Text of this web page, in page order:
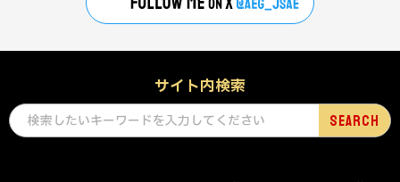
サイト内検索